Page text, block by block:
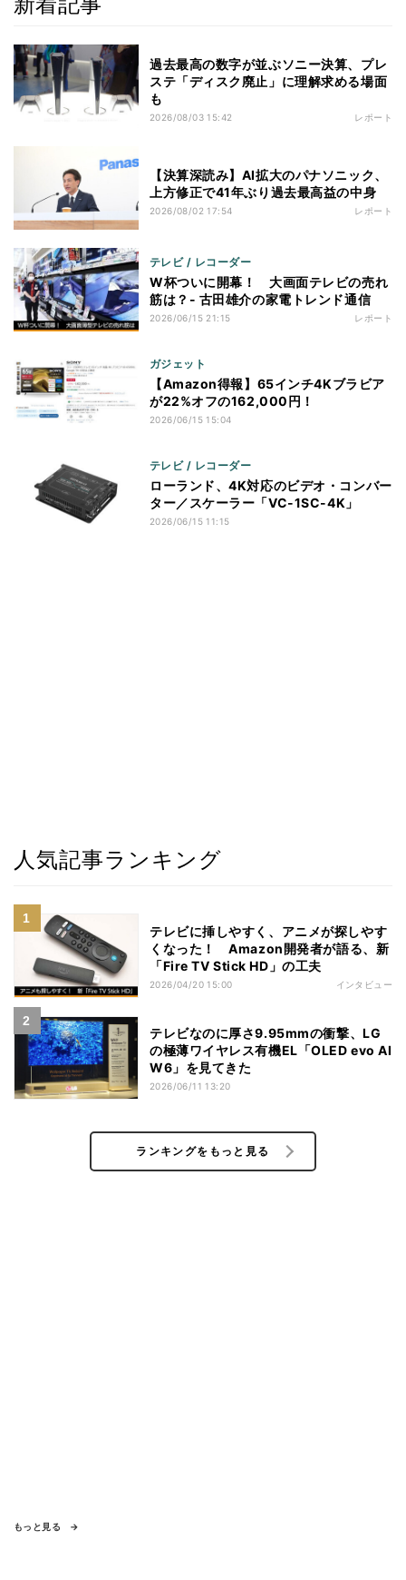
過去最高の数字が並ぶソニー決算、プレ
ステ「ディスク廃止」に理解求める場面
も
2026/08/03 15:42 レポート
【決算深読み】AI拡大のパナソニック、
上方修正で41年ぶり過去最高益の中身
2026/08/02 17:54 レポート
テレビ / レコーダー
W杯ついに開幕！ 大画面テレビの売れ
筋は？- 古田雄介の家電トレンド通信
2026/06/15 21:15 レポート
ガジェット
【Amazon得報】65インチ4Kブラビア
が22%オフの162,000円！
2026/06/15 15:04
テレビ / レコーダー
ローランド、4K対応のビデオ・コンバー
ター／スケーラー「VC-1SC-4K」
2026/06/15 11:15
人気記事ランキング
テレビに挿しやすく、アニメが探しやす
くなった！ Amazon開発者が語る、新
「Fire TV Stick HD」の工夫
2026/04/20 15:00 インタビュー
テレビなのに厚さ9.95mmの衝撃、LG
の極薄ワイヤレス有機EL「OLED evo AI
W6」を見てきた
2026/06/11 13:20
ランキングをもっと見る
もっと見る